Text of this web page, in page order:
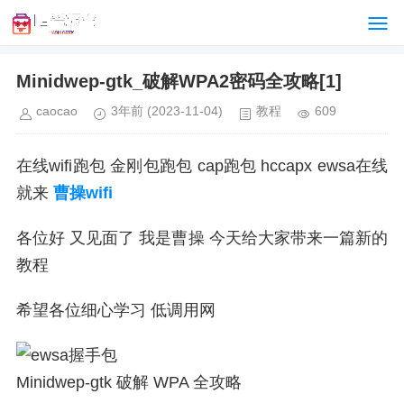
Minidwep-gtk_破解WPA2密码全攻略[1]
caocao 3年前 (2023-11-04) 教程 609
在线wifi跑包 金刚包跑包 cap跑包 hccapx ewsa在线
就来 曹操wifi
各位好 又见面了 我是曹操 今天给大家带来一篇新的
教程
希望各位细心学习 低调用网
Minidwep-gtk 破解 WPA 全攻略